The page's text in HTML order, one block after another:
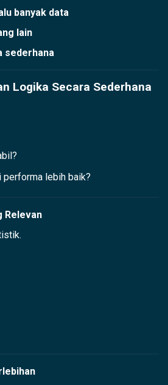
banyak data
lain
sederhana
Logika Secara Sederhana
lebih baik?
Relevan